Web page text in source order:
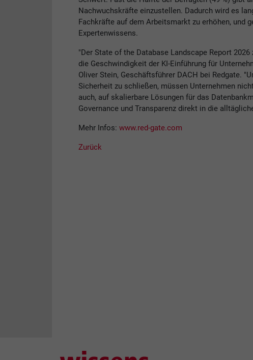
Nachwuchskräfte einzustellen. Dadurch wird es
Fachkräfte auf dem Arbeitsmarkt zu erhöhen, und
Expertenwissens.
"Der State of the Database Landscape Report
die Geschwindigkeit der KI-Einführung für
Oliver Stein, Geschäftsführer DACH bei Redgate.
Sicherheit zu schließen, müssen Unternehmen
auch, auf skalierbare Lösungen für das
Governance und Transparenz direkt in die
Mehr Infos: www.red-gate.com
Zurück